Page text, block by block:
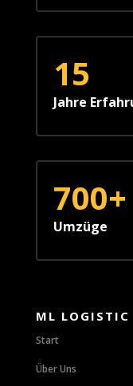
15
Jahre
700+
Umzüge
ML LOGISTIC
Start
Über Uns